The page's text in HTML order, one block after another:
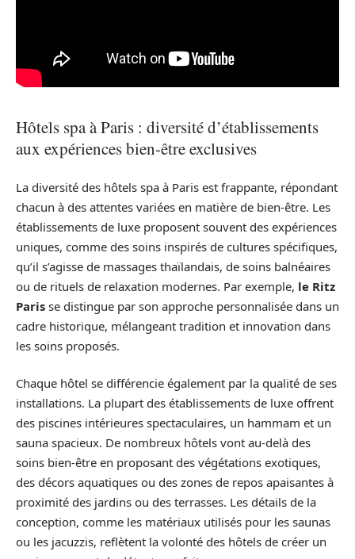
Hôtels spa à Paris : diversité d’établissements
aux expériences bien-être exclusives
La diversité des hôtels spa à Paris est frappante, répondant
chacun à des attentes variées en matière de bien-être. Les
établissements de luxe proposent souvent des expériences
uniques, comme des soins inspirés de cultures spécifiques,
qu’il s’agisse de massages thaïlandais, de soins balnéaires
ou de rituels de relaxation modernes. Par exemple, le Ritz
Paris se distingue par son approche personnalisée dans un
cadre historique, mélangeant tradition et innovation dans
les soins proposés.
Chaque hôtel se différencie également par la qualité de ses
installations. La plupart des établissements de luxe offrent
des piscines intérieures spectaculaires, un hammam et un
sauna spacieux. De nombreux hôtels vont au-delà des
soins bien-être en proposant des végétations exotiques,
des décors aquatiques ou des zones de repos apaisantes à
proximité des jardins ou des terrasses. Les détails de la
conception, comme les matériaux utilisés pour les saunas
ou les jacuzzis, reflètent la volonté des hôtels de créer un